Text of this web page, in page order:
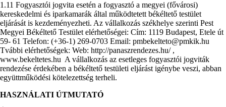
1.11 Fogyasztói jogvita esetén a fogyasztó a megyei (fővárosi)
kereskedelmi és iparkamarák által működtetett békéltető testület
eljárását is kezdeményezheti. Az vállalkozás székhelye szerinti Pest
Megyei Békéltető Testület elérhetőségei: Cím: 1119 Budapest, Etele út
59- 61 Telefon: ‎(+36-1) 269-0703 Email: pmbekelteto@pmkik.hu
Tvábbi elérhetőségek: Web: http://panaszrendezes.hu/ ,
www.bekeltetes.hu A vállalkozás az esetleges fogyasztói jogviták
rendezése érdekében a békéltető testületi eljárást igénybe veszi, abban
együttműködési kötelezettség terheli.
HASZNÁLATI ÚTMUTATÓ